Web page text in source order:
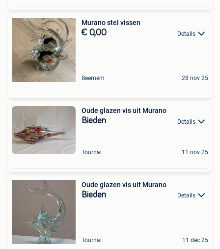
Murano stel vissen
€ 0,00 Details
Beernem 28 nov 25
Oude glazen vis uit Murano
Bieden Details
Tournai 11 nov 25
Oude glazen vis uit Murano
Bieden Details
Tournai 11 dec 25